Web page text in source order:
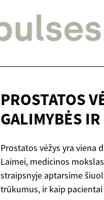
PROSTATOS
GALIMYBĖS
Prostatos vėžys yra viena
Laimei, medicinos
straipsnyje aptarsime
trūkumus, ir kaip